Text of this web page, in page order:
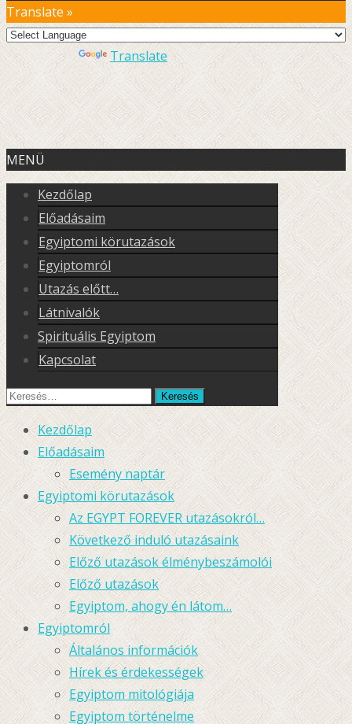
Translate »
Powered by Translate
MENÜ
Kezdőlap
Előadásaim
Egyiptomi körutazások
Egyiptomról
Utazás előtt…
Látnivalók
Spirituális Egyiptom
Kapcsolat
Keresés
erre:
Kezdőlap
Előadásaim
Esemény naptár
Egyiptomi körutazások
Az EGYPT FOREVER utazásokról…
Következő induló utazásaink
Előző utazások élménybeszámolói
Előző utazások
Egyiptom, ahogy én látom…
Egyiptomról
Általános információk
Hírek és érdekességek
Egyiptom mitológiája
Egyiptom történelme